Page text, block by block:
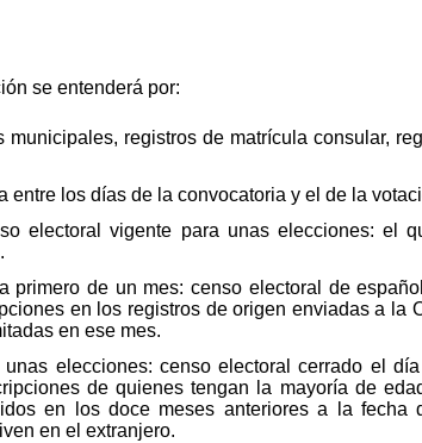
se entenderá por:
municipales, registros de matrícula consular,
entre los días de la convocatoria y el de la
electoral vigente para unas elecciones: el
primero de un mes: censo electoral de
en los registros de origen enviadas a la
en ese mes.
elecciones: censo electoral cerrado el
de quienes tengan la mayoría de
en los doce meses anteriores a la
en el extranjero.